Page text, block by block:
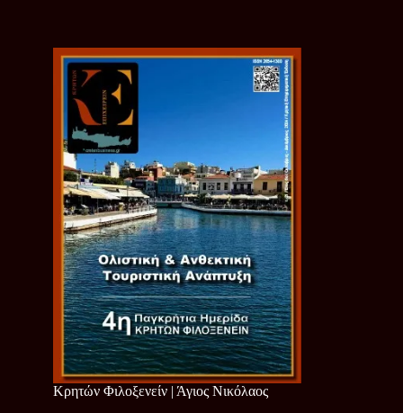
Κρητών Φιλοξενείν | Άγιος Νικόλαος